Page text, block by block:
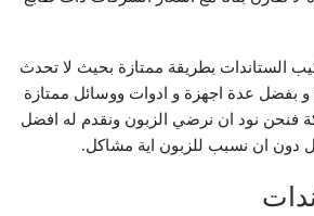
الستاندات بطريقة ممتازة بحيث لا تحدث
و بفضل عدة اجهزة و ادوات ووسائل ممتازة
فنحن نود ان نرضي الزبون ونقدم له افضل
دون ان نسبب للزبون اية مشاكل.